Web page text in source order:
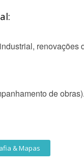
renovações
de obras).
& Mapas